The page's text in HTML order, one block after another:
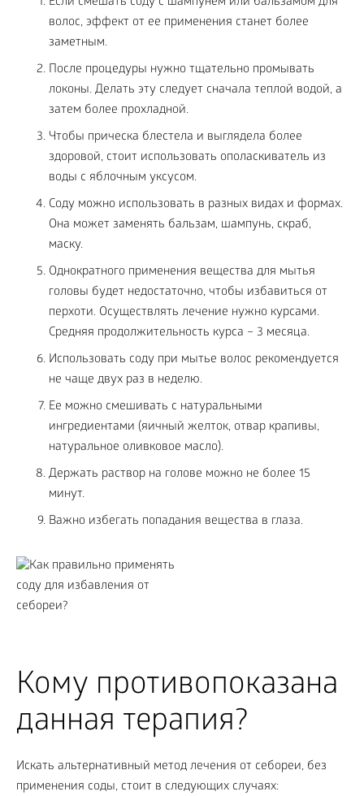
волос, эффект от ее применения станет более
заметным.
После процедуры нужно тщательно промывать
локоны. Делать эту следует сначала теплой водой, а
затем более прохладной.
Чтобы прическа блестела и выглядела более
здоровой, стоит использовать ополаскиватель из
воды с яблочным уксусом.
Соду можно использовать в разных видах и формах.
Она может заменять бальзам, шампунь, скраб,
маску.
Однократного применения вещества для мытья
головы будет недостаточно, чтобы избавиться от
перхоти. Осуществлять лечение нужно курсами.
Средняя продолжительность курса – 3 месяца.
Использовать соду при мытье волос рекомендуется
не чаще двух раз в неделю.
Ее можно смешивать с натуральными
ингредиентами (яичный желток, отвар крапивы,
натуральное оливковое масло).
Держать раствор на голове можно не более 15
минут.
Важно избегать попадания вещества в глаза.
Кому противопоказана
данная терапия?
Искать альтернативный метод лечения от себореи, без
применения соды, стоит в следующих случаях: